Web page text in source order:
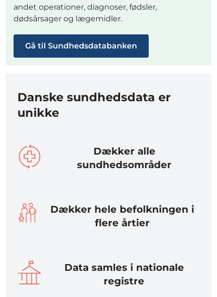
andet operationer, diagnoser, fødsler,
dødsårsager og lægemidler.
Gå til Sundhedsdatabanken
Danske sundhedsdata er
unikke
Dækker alle
sundhedsområder
Dækker hele befolkningen i
flere årtier
Data samles i nationale
registre